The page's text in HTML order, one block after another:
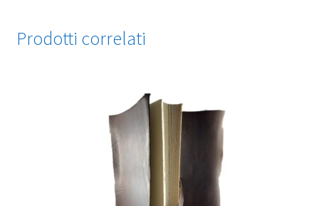
essere
scelte
nella
pagina
del
prodotto
Prodotti correlati